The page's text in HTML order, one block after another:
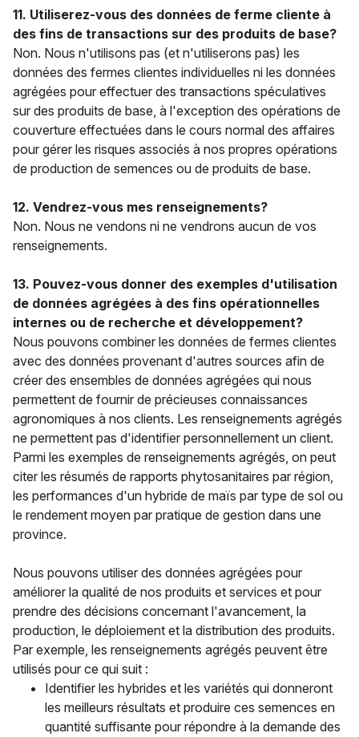
11. Utiliserez-vous des données de ferme cliente à
des fins de transactions sur des produits de base?
Non. Nous n'utilisons pas (et n'utiliserons pas) les
données des fermes clientes individuelles ni les données
agrégées pour effectuer des transactions spéculatives
sur des produits de base, à l'exception des opérations de
couverture effectuées dans le cours normal des affaires
pour gérer les risques associés à nos propres opérations
de production de semences ou de produits de base.
12. Vendrez-vous mes renseignements?
Non. Nous ne vendons ni ne vendrons aucun de vos
renseignements.
13. Pouvez-vous donner des exemples d'utilisation
de données agrégées à des fins opérationnelles
internes ou de recherche et développement?
Nous pouvons combiner les données de fermes clientes
avec des données provenant d'autres sources afin de
créer des ensembles de données agrégées qui nous
permettent de fournir de précieuses connaissances
agronomiques à nos clients. Les renseignements agrégés
ne permettent pas d'identifier personnellement un client.
Parmi les exemples de renseignements agrégés, on peut
citer les résumés de rapports phytosanitaires par région,
les performances d'un hybride de maïs par type de sol ou
le rendement moyen par pratique de gestion dans une
province.
Nous pouvons utiliser des données agrégées pour
améliorer la qualité de nos produits et services et pour
prendre des décisions concernant l'avancement, la
production, le déploiement et la distribution des produits.
Par exemple, les renseignements agrégés peuvent être
utilisés pour ce qui suit :
Identifier les hybrides et les variétés qui donneront
les meilleurs résultats et produire ces semences en
quantité suffisante pour répondre à la demande des